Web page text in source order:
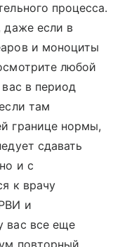
процесса.
даже если в
и моноциты
любой
в период
там
границе нормы,
сдавать
и с
к врачу
и
вас все еще
повторный